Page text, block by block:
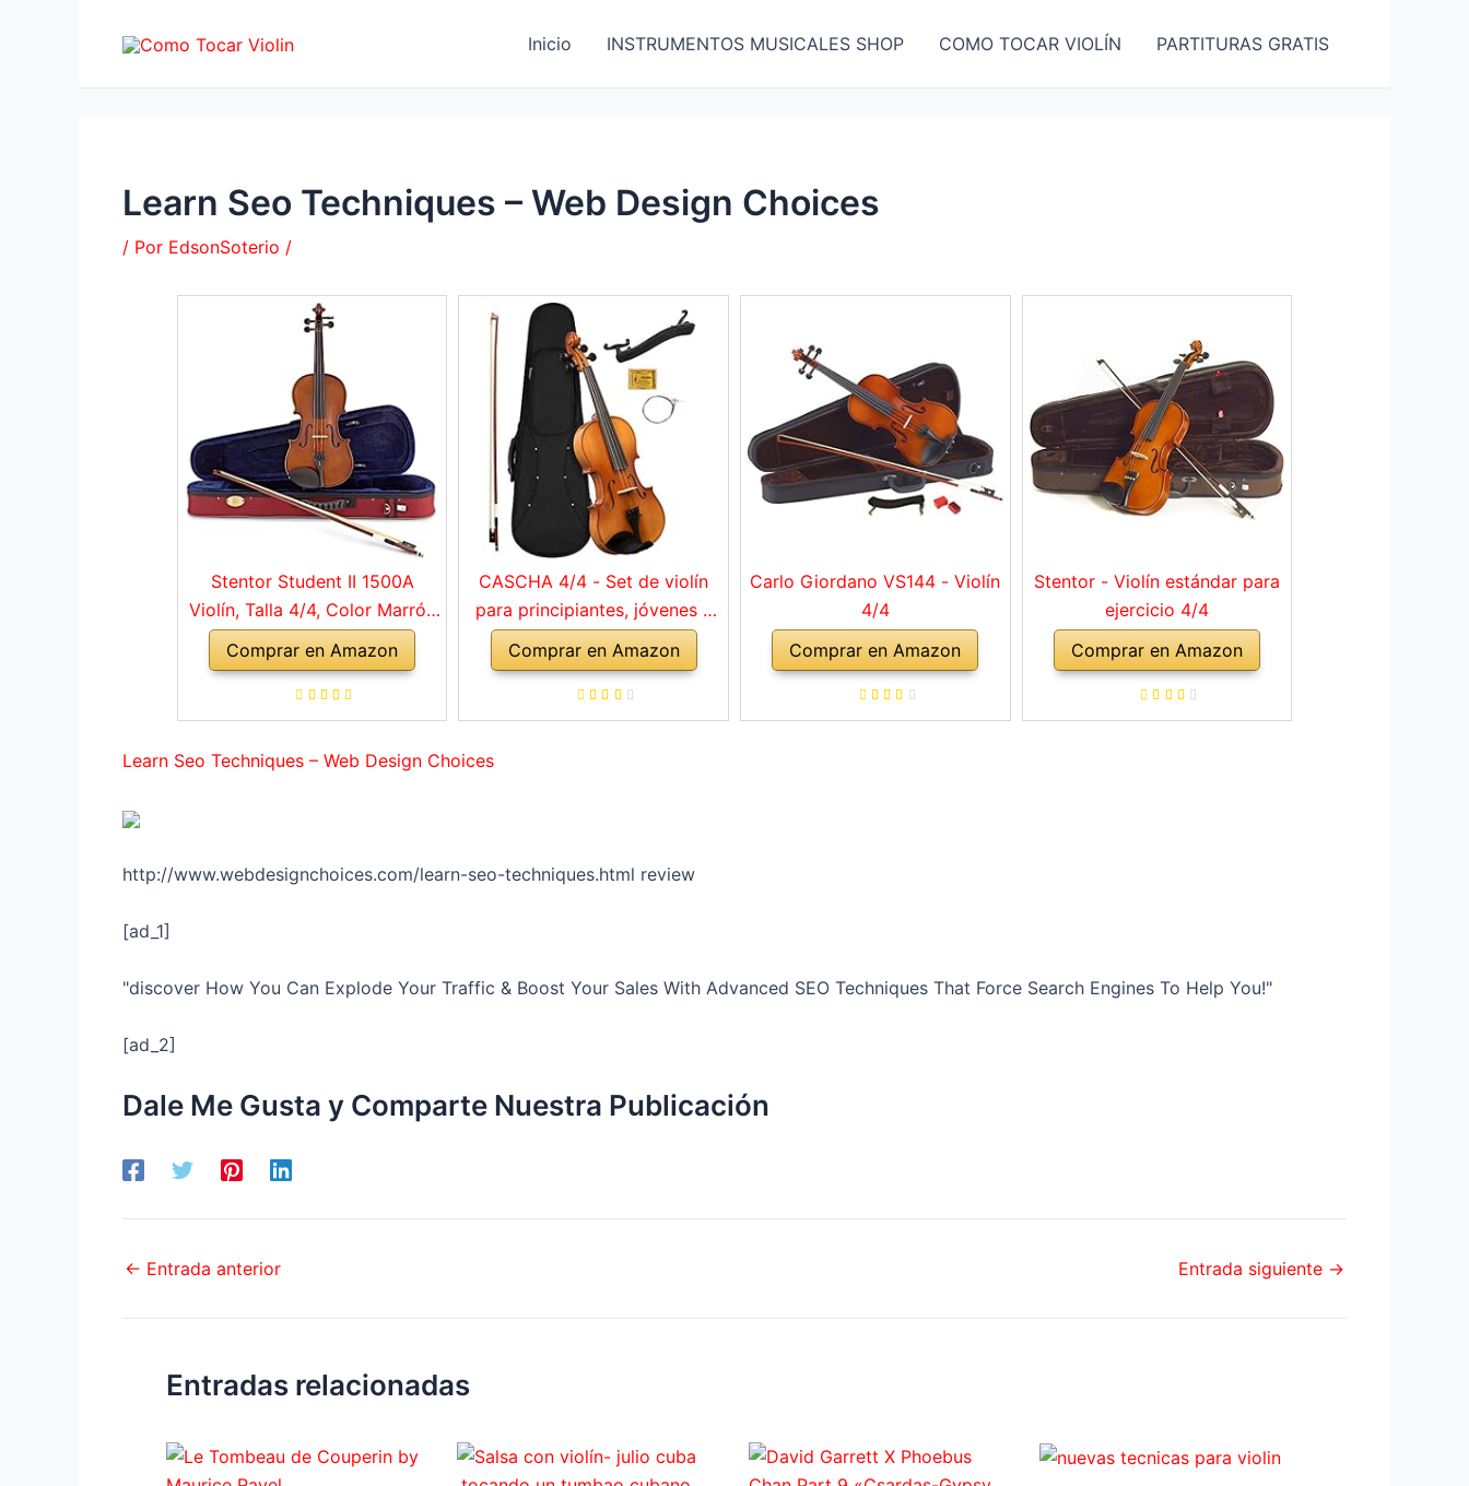
Inicio INSTRUMENTOS MUSICALES SHOP COMO TOCAR VIOLÍN PARTITURAS GRATIS
Learn Seo Techniques – Web Design Choices
/ Por EdsonSoterio /
Stentor Student II 1500A
Violín, Talla 4/4, Color Marrón
Rojo
Comprar en Amazon
CASCHA 4/4 - Set de violín
para principiantes, jóvenes y
adultos, violín macizo con
arco, colofonia, cuerdas de
repuesto, soporte para
hombro, maletín, abeto natural
Comprar en Amazon
Carlo Giordano VS144 - Violín
4/4
Comprar en Amazon
Stentor - Violín estándar para
ejercicio 4/4
Comprar en Amazon
Learn Seo Techniques – Web Design Choices
http://www.webdesignchoices.com/learn-seo-techniques.html review
[ad_1]
"discover How You Can Explode Your Traffic & Boost Your Sales With Advanced SEO Techniques That Force Search Engines To Help You!"
[ad_2]
Dale Me Gusta y Comparte Nuestra Publicación
← Entrada anterior Entrada siguiente →
Entradas relacionadas